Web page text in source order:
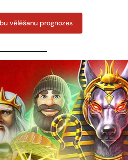
vēlēšanu prognozes